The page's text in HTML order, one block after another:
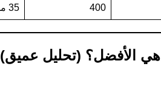
400 35 مدينة
الأفضل؟ (تحليل عميق)